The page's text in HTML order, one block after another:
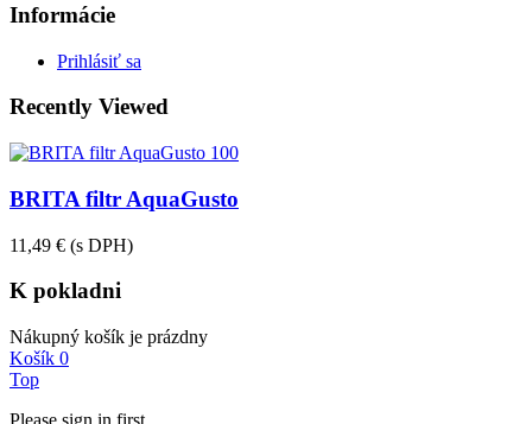
Informácie
Prihlásiť sa
Recently Viewed
BRITA filtr AquaGusto
11,49 € (s DPH)
K pokladni
Nákupný košík je prázdny
Košík 0
Top
Please sign in first.